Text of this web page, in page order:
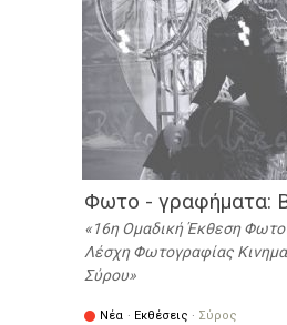
Φωτο - γραφήματα:
16η Ομαδική Έκθεση
Λέσχη Φωτογραφίας
Σύρου
Νέα · Εκθέσεις · Σύρος